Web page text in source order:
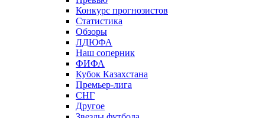
Конкурс прогнозистов
Статистика
Обзоры
ЛДЮФА
Наш соперник
ФИФА
Кубок Казахстана
Премьер-лига
СНГ
Другое